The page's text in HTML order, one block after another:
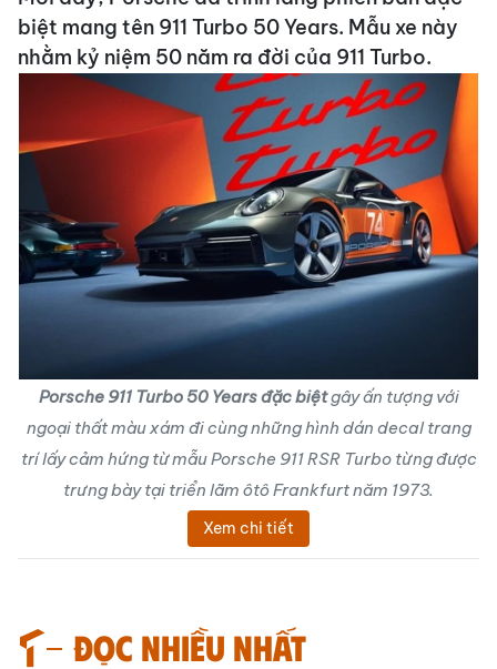
biệt mang tên 911 Turbo 50 Years. Mẫu xe này
nhằm kỷ niệm 50 năm ra đời của 911 Turbo.
Porsche 911 Turbo 50 Years đặc biệtgây ấn tượng với
ngoại thất màu xám đi cùng những hình dán decal trang
trí lấy cảm hứng từ mẫu Porsche 911 RSR Turbo từng được
trưng bày tại triển lãm ôtô Frankfurt năm 1973.
Xem chi tiết
Đọc nhiều nhất